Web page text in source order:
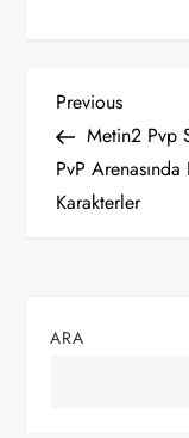
Y
a
z
g
Previous
Post
Previous
Metin2 Pvp
PvP
Karakterler
ARA